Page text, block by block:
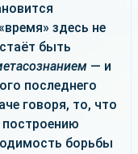
здесь не
быть
— и
последнего
говоря, то, что
борьбы